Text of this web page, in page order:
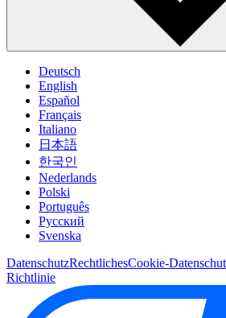
Deutsch
English
Español
Français
Italiano
日本語
한국인
Nederlands
Polski
Português
Pусский
Svenska
DatenschutzRechtlichesCookie-
Richtlinie